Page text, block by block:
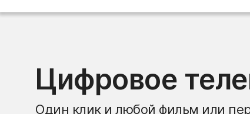
Цифровое
Один клик и любой фильм или